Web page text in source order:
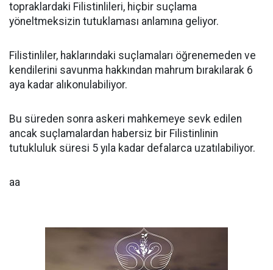
topraklardaki Filistinlileri, hiçbir suçlama
yöneltmeksizin tutuklaması anlamına geliyor.
Filistinliler, haklarındaki suçlamaları öğrenemeden ve
kendilerini savunma hakkından mahrum bırakılarak 6
aya kadar alıkonulabiliyor.
Bu süreden sonra askeri mahkemeye sevk edilen
ancak suçlamalardan habersiz bir Filistinlinin
tutukluluk süresi 5 yıla kadar defalarca uzatılabiliyor.
aa